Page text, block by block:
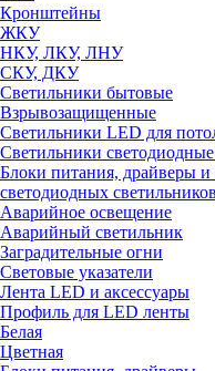
Кронштейны
ЖКУ
НКУ, ЛКУ, ЛНУ
СКУ, ДКУ
Светильники бытовые
Взрывозащищенные
Светильники LED для
Светильники
Блоки питания, драйверы и
светодиодных светильников
Аварийное освещение
Аварийный светильник
Заградительные огни
Световые указатели
Лента LED и аксессуары
Профиль для LED ленты
Белая
Цветная